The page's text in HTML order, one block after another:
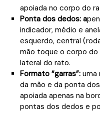
apoiada no corpo do
Ponta dos dedos: a
indicador, médio e
esquerdo, central
mão toque o corpo do
lateral do rato.
Formato “garras”:uma
da mão e da ponta
apoiada apenas na
pontas dos dedos e